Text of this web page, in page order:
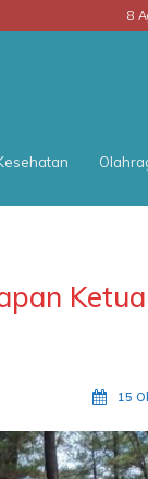
8
Ketua
15